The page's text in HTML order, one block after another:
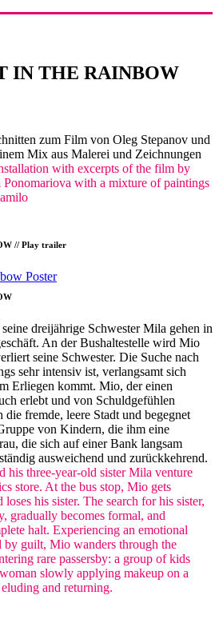
IN THE RAINBOW
zum Film von Oleg Stepanov und
Mix aus Malerei und Zeichnungen
with excerpts of the film by
Ponomariova with a mixture of paintings
// Play trailer
dreijährige Schwester Mila gehen in
An der Bushaltestelle wird Mio
seine Schwester. Die Suche nach
sehr intensiv ist, verlangsamt sich
Erliegen kommt. Mio, der einen
erlebt und von Schuldgefühlen
fremde, leere Stadt und begegnet
von Kindern, die ihm eine
die sich auf einer Bank langsam
ausweichend und zurückkehrend.
his three-year-old sister Mila venture
store. At the bus stop, Mio gets
his sister. The search for his sister,
gradually becomes formal, and
halt. Experiencing an emotional
by guilt, Mio wanders through the
rare passersby: a group of kids
slowly applying makeup on a
and returning.